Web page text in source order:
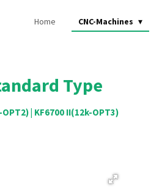
Home CNC-Machines
Type
| KF6700 II(12k-OPT3)